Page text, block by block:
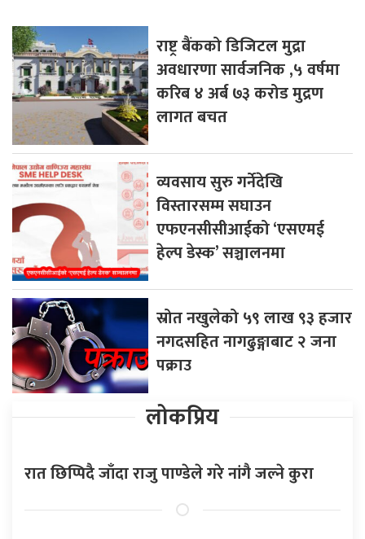
राष्ट्र बैंकको डिजिटल मुद्रा
अवधारणा सार्वजनिक ,५ वर्षमा
करिब ४ अर्ब ७३ करोड मुद्रण
लागत बचत
व्यवसाय सुरु गर्नेदेखि
विस्तारसम्म सघाउन
एफएनसीसीआईको ‘एसएमई
हेल्प डेस्क’ सञ्चालनमा
स्रोत नखुलेको ५९ लाख ९३ हजार
नगदसहित नागढुङ्गाबाट २ जना
पक्राउ
लोकप्रिय
रात छिप्पिदै जाँदा राजु पाण्डेले गरे नांगै जल्ने कुरा